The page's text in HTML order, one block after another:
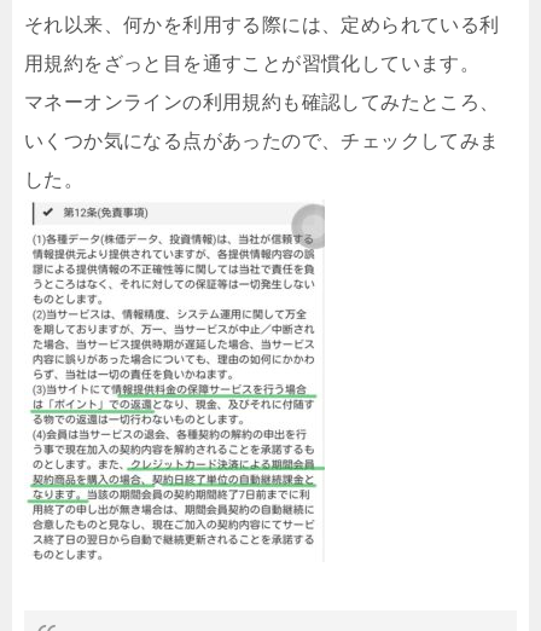
それ以来、何かを利用する際には、定められている利
用規約をざっと目を通すことが習慣化しています。
マネーオンラインの利用規約も確認してみたところ、
いくつか気になる点があったので、チェックしてみま
した。